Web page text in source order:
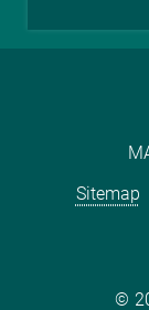
Sitemap